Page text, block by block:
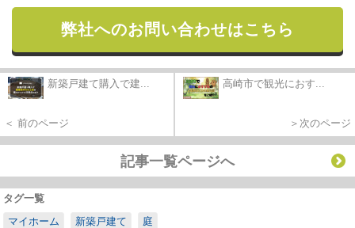
弊社へのお問い合わせはこちら
新築戸建て購入で建...
＜ 前のページ
高崎市で観光におす...
＞次のページ
記事一覧ページへ
タグ一覧
マイホーム
新築戸建て 庭